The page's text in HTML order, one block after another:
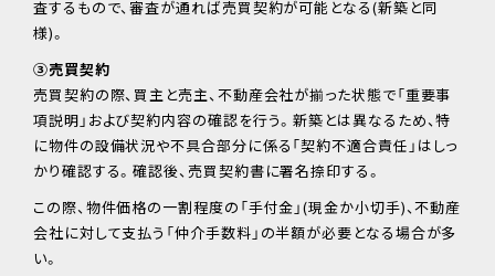
査するもので、審査が通れば売買契約が可能となる(新築と同
様)。
③売買契約
売買契約の際、買主と売主、不動産会社が揃った状態で「重要事
項説明」および契約内容の確認を行う。新築とは異なるため、特
に物件の設備状況や不具合部分に係る「契約不適合責任」はしっ
かり確認する。確認後、売買契約書に署名捺印する。
この際、物件価格の一割程度の「手付金」(現金か小切手)、不動産
会社に対して支払う「仲介手数料」の半額が必要となる場合が多
い。